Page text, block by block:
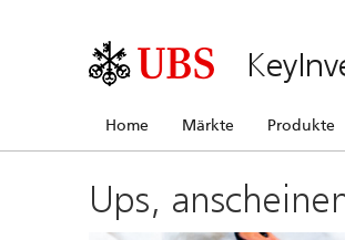
Home Märkte Produkte
Ups,